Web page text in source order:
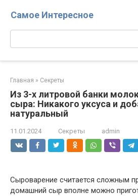
Самое Интересное
Поиск:
Главная » Секреты
Из 3-х литровой банки
сыра: Никакого уксуса и
натуральный
11.01.2024 Секреты admin
Сыроварение считается сложным
домашний сыр вполне можно